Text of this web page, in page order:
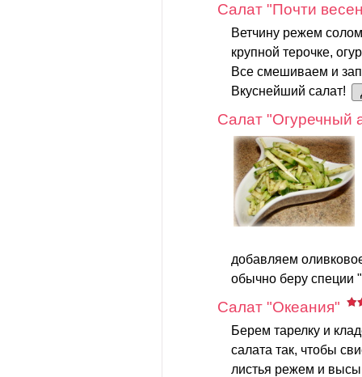
Салат "Почти
Ветчину режем
крупной терочке,
Все смешиваем и
Вкуснейший салат!
Салат "Огуречный
добавляем
обычно беру специи
Салат "Океания"
Берем тарелку и
салата так, чтобы
листья режем и